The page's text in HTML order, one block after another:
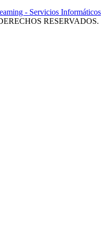
- Servicios Informáticos
RESERVADOS.